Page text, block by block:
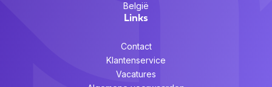
België
Links
Contact
Klantenservice
Vacatures